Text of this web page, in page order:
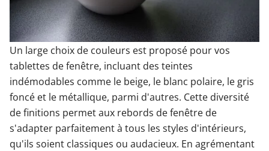
Un large choix de couleurs est proposé pour vos
tablettes de fenêtre, incluant des teintes
indémodables comme le beige, le blanc polaire, le gris
foncé et le métallique, parmi d'autres. Cette diversité
de finitions permet aux rebords de fenêtre de
s'adapter parfaitement à tous les styles d'intérieurs,
qu'ils soient classiques ou audacieux. En agrémentant